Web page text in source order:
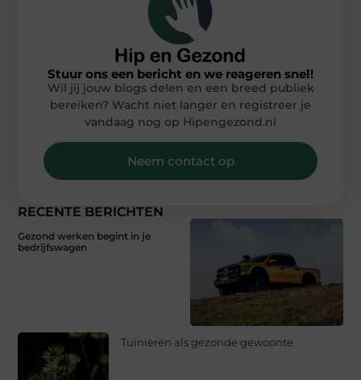
RECENTE BERICHTEN
Gezond werken begint in je
bedrijfswagen
Tuinieren als gezonde gewoonte
Stuur ons een bericht en we reageren snel!
Wil jij jouw blogs delen en een breed publiek
bereiken? Wacht niet langer en registreer je
vandaag nog op Hipengezond.nl
Neem contact op